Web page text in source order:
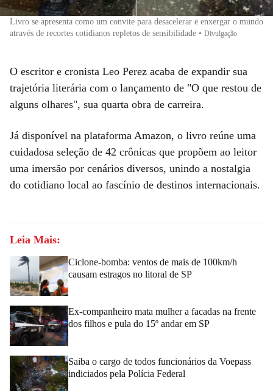
Livro se apresenta como um convite para desacelerar e enxergar o mundo
através de recortes cotidianos repletos de sensibilidade • Divulgação
O escritor e cronista Leo Perez acaba de expandir sua
trajetória literária com o lançamento de "O que restou de
alguns olhares", sua quarta obra de carreira.
Já disponível na plataforma Amazon, o livro reúne uma
cuidadosa seleção de 42 crônicas que propõem ao leitor
uma imersão por cenários diversos, unindo a nostalgia
do cotidiano local ao fascínio de destinos internacionais.
Leia Mais:
Ciclone-bomba: ventos de mais de 100km/h
causam estragos no litoral de SP
Ex-companheiro mata mulher a facadas na frente
dos filhos e pula do 15º andar em SP
Saiba o cargo de todos funcionários da Voepass
indiciados pela Polícia Federal